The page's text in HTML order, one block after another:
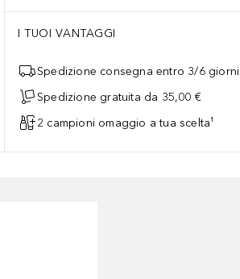
I TUOI VANTAGGI
Spedizione consegna entro 3/6 giorni
Spedizione gratuita da 35,00 €
2 campioni omaggio a tua scelta¹